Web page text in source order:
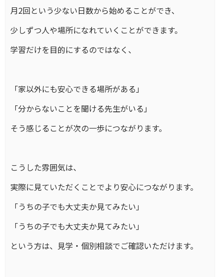
月2回という少ない日数から始めることができ、
少しずつ人や場所になれていくことができます。
学習だけを目的にするのではなく、
「家以外にも安心できる場所がある」
「分からないことを聞ける先生がいる」
そう感じることが次の一歩につながります。
こうした雰囲気は、
実際に見ていただくことでより安心につながります。
「うちの子でも大丈夫か見てみたい」
「うちの子でも大丈夫か見てみたい」
という方は、見学・個別相談でご確認いただけます。